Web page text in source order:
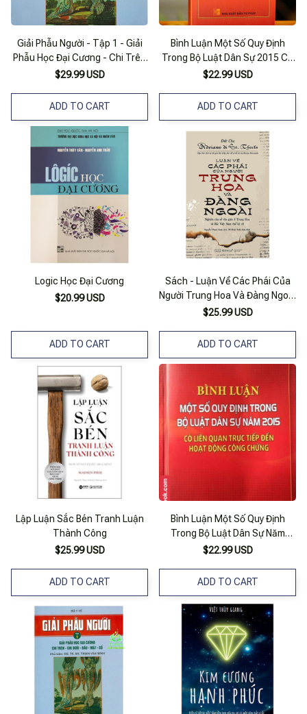
Giải Phẫu Người - Tập 1 - Giải
Phẫu Học Đại Cương - Chi Trên
- Chi Dưới - Đầu - Mặt - Cổ
$29.99 USD
ADD TO CART
Bình Luận Một Số Quy Định
Trong Bộ Luật Dân Sự 2015 Có
Liên Quan Trực Tiếp Đến Hoạt
$22.99 USD
ADD TO CART
Logic Học Đại Cương
$20.99 USD
ADD TO CART
Sách - Luận Về Các Phái Của
Người Trung Hoa Và Đàng Ngoài
(Tái Bản 2018)
$25.99 USD
ADD TO CART
Lập Luận Sắc Bén Tranh Luận
Thành Công
$25.99 USD
ADD TO CART
Bình Luận Một Số Quy Định
Trong Bộ Luật Dân Sự Năm
2015 Có Liên Quan Trực Tiếp
$22.99 USD
ADD TO CART